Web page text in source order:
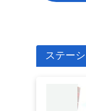
ステー